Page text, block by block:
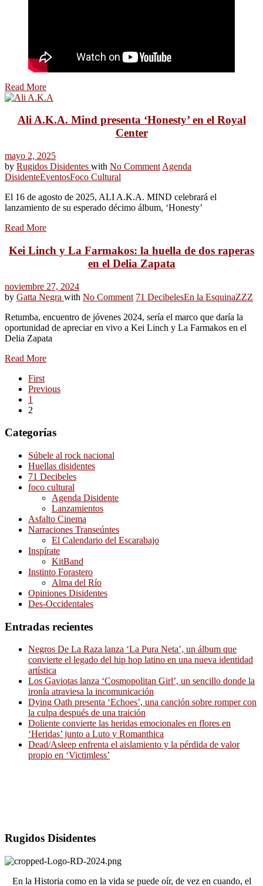
Read More
Ali A.K.A. Mind presenta ‘Honesty’ en el Royal
Center
mayo 2, 2025
by Rugidos Disidentes with No Comment Agenda
DisidenteEventosFoco Cultural
El 16 de agosto de 2025, ALI A.K.A. MIND celebrará el
lanzamiento de su esperado décimo álbum, ‘Honesty’
Read More
Kei Linch y La Farmakos: la huella de dos raperas
en el Delia Zapata
noviembre 27, 2024
by Gatta Negra with No Comment 71 DecibelesEn la EsquinaZZZ
Retumba, encuentro de jóvenes 2024, sería el marco que daría la
oportunidad de apreciar en vivo a Kei Linch y La Farmakos en el
Delia Zapata
Read More
First
Previous
1
2
Categorías
Súbele al rock nacional
Huellas disidentes
71 Decibeles
foco cultural
Agenda Disidente
Lanzamientos
Asfalto Cinema
Narraciones Transeúntes
El Calendario del Escarabajo
Inspírate
KitBand
Instinto Forastero
Alma del Río
Opiniones Disidentes
Des-Occidentales
Entradas recientes
Negros De La Raza lanza ‘La Pura Neta’, un álbum que
convierte el legado del hip hop latino en una nueva identidad
artística
Los Gaviotas lanza ‘Cosmopolitan Girl’, un sencillo donde la
ironía atraviesa la incomunicación
Dying Oath presenta ‘Echoes’, una canción sobre romper con
la culpa después de una traición
Doliente convierte las heridas emocionales en flores en
‘Heridas’ junto a Luto y Romanthica
Dead/Asleep enfrenta el aislamiento y la pérdida de valor
propio en ‘Victimless’
Rugidos Disidentes
En la Historia como en la vida se puede oír, de vez en cuando, el